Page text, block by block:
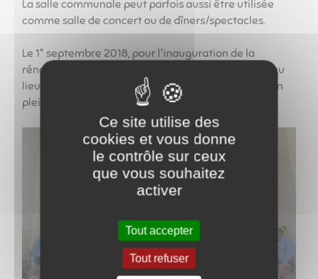
La salle communale peut parfois aussi être utilisée
comme salle de concert ou de dîners/spectacles.
Le 1° septembre 2018, pour l'inauguration de la
rénovation intérieure de l'église de Lancharre ont eu
lieu des concerts, une conférence et un spectacle en
plein air.
Ce site utilise des
cookies et vous donne
le contrôle sur ceux
que vous souhaitez
activer
Tout accepter
Tout refuser